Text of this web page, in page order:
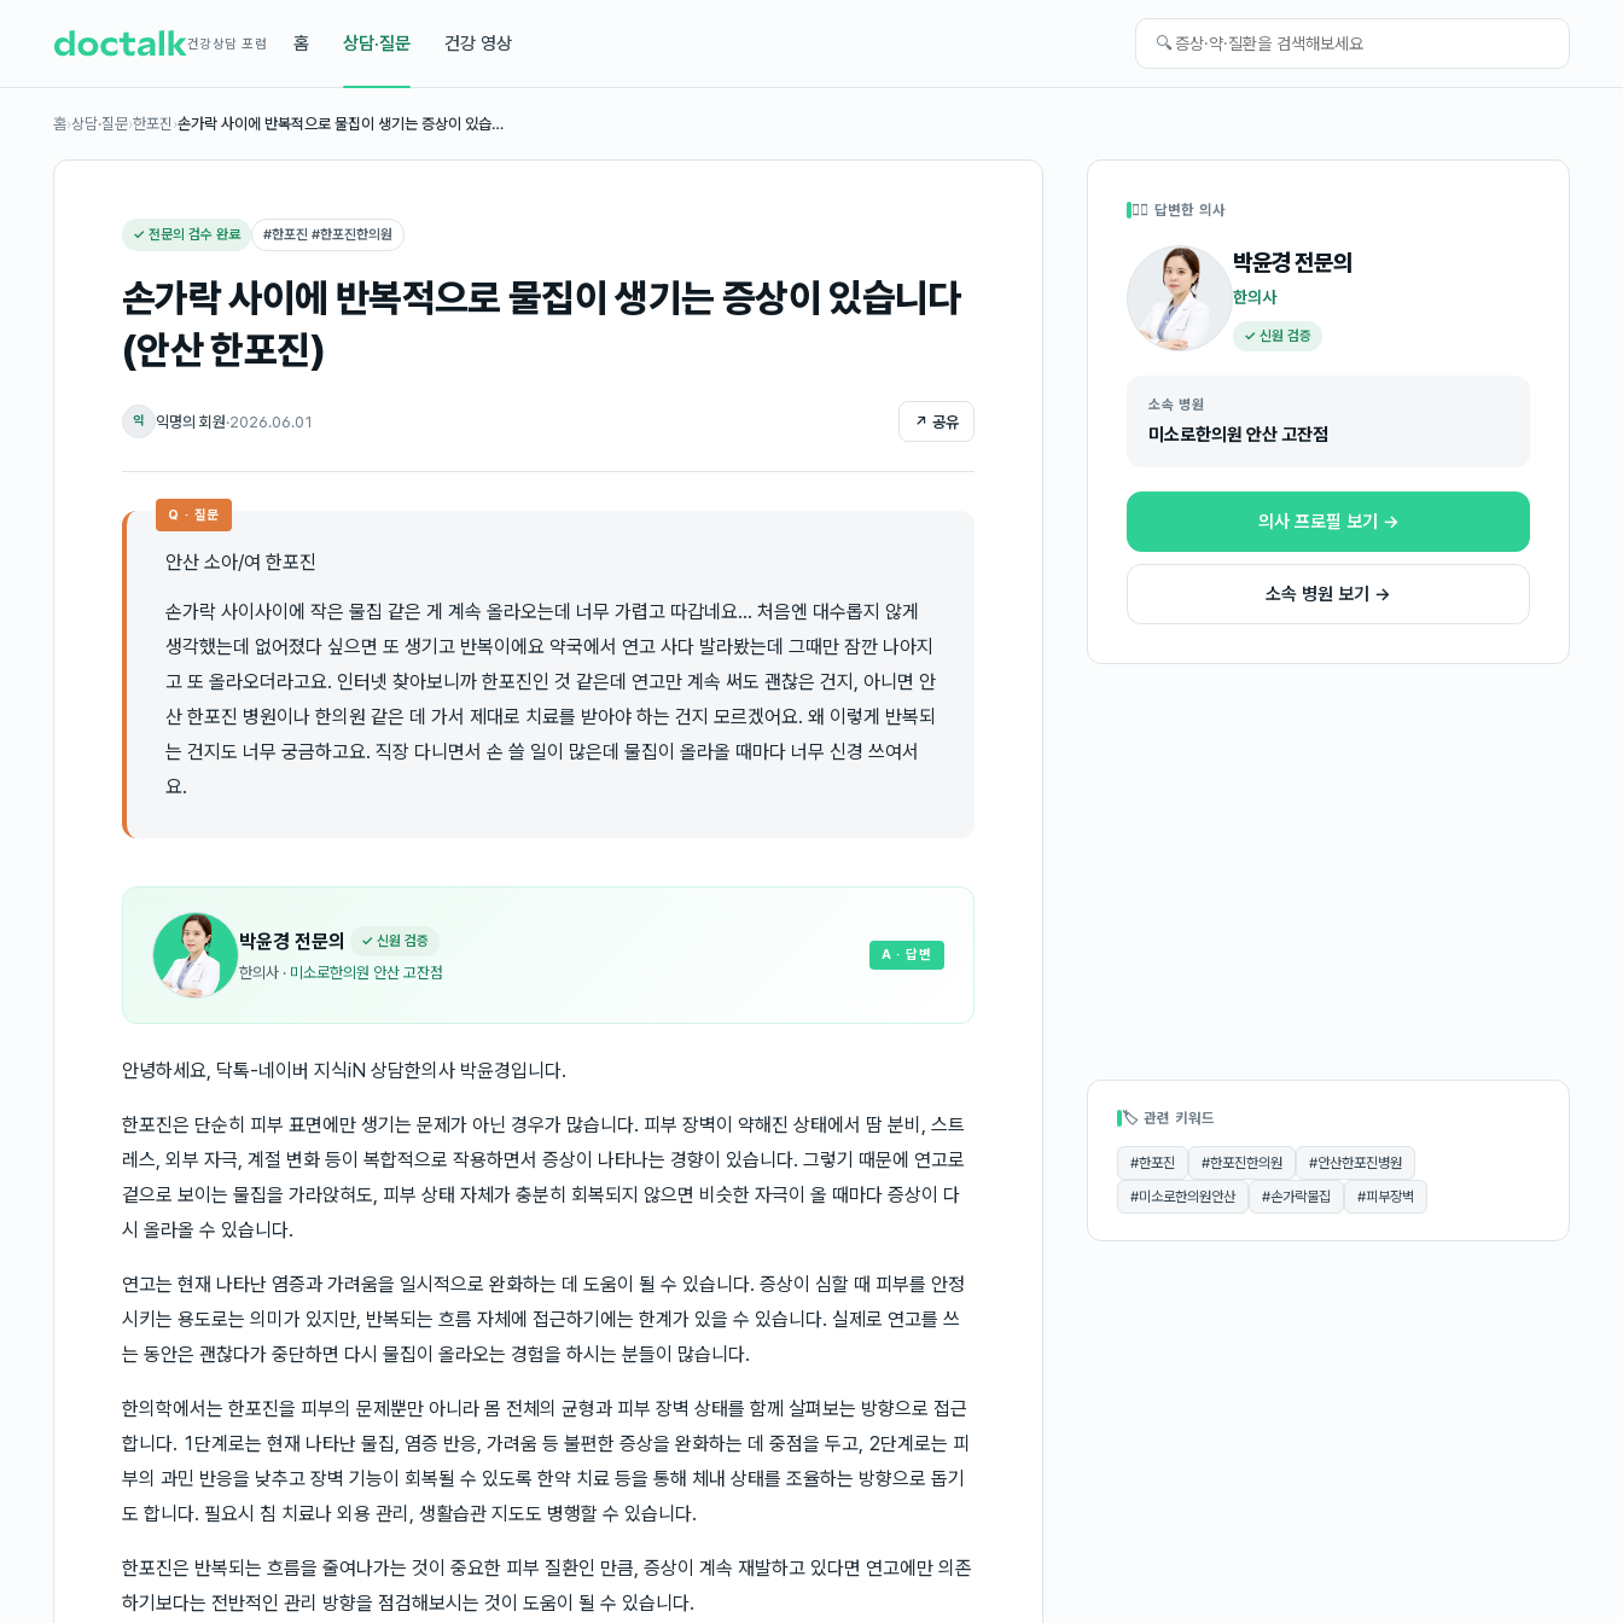
건강상담 포럼 홈 상담·질문 건강 영상 🔍
홈›상담·질문›한포진 ›손가락 사이에 반복적으로 물집이 생기는 증상이 있습…
✓ 전문의 검수 완료 #한포진 #한포진한의원
손가락 사이에 반복적으로 물집이 생기는 증상이 있습니다
(안산 한포진)
익 익명의 회원·2026.06.01 ↗ 공유
Q · 질문
안산 소아/여 한포진
손가락 사이사이에 작은 물집 같은 게 계속 올라오는데 너무 가렵고 따갑네요... 처음엔 대수롭지 않게
생각했는데 없어졌다 싶으면 또 생기고 반복이에요 약국에서 연고 사다 발라봤는데 그때만 잠깐 나아지
고 또 올라오더라고요. 인터넷 찾아보니까 한포진인 것 같은데 연고만 계속 써도 괜찮은 건지, 아니면 안
산 한포진 병원이나 한의원 같은 데 가서 제대로 치료를 받아야 하는 건지 모르겠어요. 왜 이렇게 반복되
는 건지도 너무 궁금하고요. 직장 다니면서 손 쓸 일이 많은데 물집이 올라올 때마다 너무 신경 쓰여서
요.
박윤경 전문의 ✓ 신원 검증
한의사 · 미소로한의원 안산 고잔점
A · 답변
안녕하세요, 닥톡-네이버 지식iN 상담한의사 박윤경입니다.
한포진은 단순히 피부 표면에만 생기는 문제가 아닌 경우가 많습니다. 피부 장벽이 약해진 상태에서 땀 분비, 스트
레스, 외부 자극, 계절 변화 등이 복합적으로 작용하면서 증상이 나타나는 경향이 있습니다. 그렇기 때문에 연고로
겉으로 보이는 물집을 가라앉혀도, 피부 상태 자체가 충분히 회복되지 않으면 비슷한 자극이 올 때마다 증상이 다
시 올라올 수 있습니다.
연고는 현재 나타난 염증과 가려움을 일시적으로 완화하는 데 도움이 될 수 있습니다. 증상이 심할 때 피부를 안정
시키는 용도로는 의미가 있지만, 반복되는 흐름 자체에 접근하기에는 한계가 있을 수 있습니다. 실제로 연고를 쓰
는 동안은 괜찮다가 중단하면 다시 물집이 올라오는 경험을 하시는 분들이 많습니다.
한의학에서는 한포진을 피부의 문제뿐만 아니라 몸 전체의 균형과 피부 장벽 상태를 함께 살펴보는 방향으로 접근
합니다. 1단계로는 현재 나타난 물집, 염증 반응, 가려움 등 불편한 증상을 완화하는 데 중점을 두고, 2단계로는 피
부의 과민 반응을 낮추고 장벽 기능이 회복될 수 있도록 한약 치료 등을 통해 체내 상태를 조율하는 방향으로 돕기
도 합니다. 필요시 침 치료나 외용 관리, 생활습관 지도도 병행할 수 있습니다.
한포진은 반복되는 흐름을 줄여나가는 것이 중요한 피부 질환인 만큼, 증상이 계속 재발하고 있다면 연고에만 의존
하기보다는 전반적인 관리 방향을 점검해보시는 것이 도움이 될 수 있습니다.
👩‍⚕️ 답변한 의사
박윤경전문의
한의사
✓ 신원 검증
소속 병원
미소로한의원 안산 고잔점
의사 프로필 보기 →
소속 병원 보기 →
🏷 관련 키워드
#한포진 #한포진한의원 #안산한포진병원
#미소로한의원안산 #손가락물집 #피부장벽